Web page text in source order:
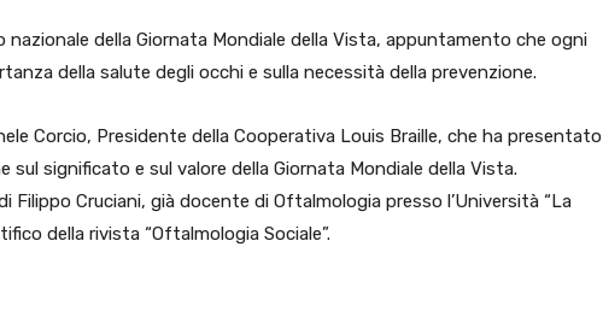
nazionale della Giornata Mondiale della Vista, appuntamento che ogni
della salute degli occhi e sulla necessità della prevenzione.
Corcio, Presidente della Cooperativa Louis Braille, che ha presentato
sul significato e sul valore della Giornata Mondiale della Vista.
Filippo Cruciani, già docente di Oftalmologia presso l’Università “La
della rivista “Oftalmologia Sociale”.